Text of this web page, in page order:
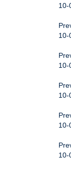
10-
10-
10-
10-
10-
10-